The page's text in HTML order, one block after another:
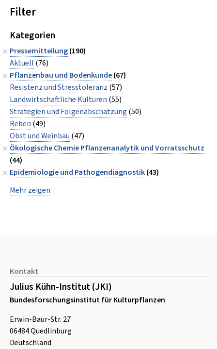
Filter
Kategorien
Pressemitteilung(190)
Aktuell (76)
Pflanzenbau und Bodenkunde(67)
Resistenz und Stresstoleranz (57)
Landwirtschaftliche Kulturen (55)
Strategien und Folgenabschätzung (50)
Reben (49)
Obst und Weinbau (47)
Ökologische Chemie Pflanzenanalytik und Vorratsschutz
(44)
Epidemiologie und Pathogendiagnostik(43)
Mehr zeigen
Kontakt
Julius Kühn-Institut (JKI)
Bundesforschungsinstitut für Kulturpflanzen
Erwin-Baur-Str. 27
06484Quedlinburg
Deutschland